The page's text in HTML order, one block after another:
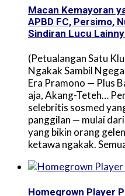
Macan Kemayoran
APBD FC, Persimo,
Sindiran Lucu
(Petualangan Satu
Ngakak Sambil
Era Pramono — Plus
aja, Akang-Teteh…
selebritis sosmed
panggilan — mulai
yang bikin orang
ketawa ngakak.
Homegrown Player